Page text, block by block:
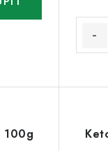
100g